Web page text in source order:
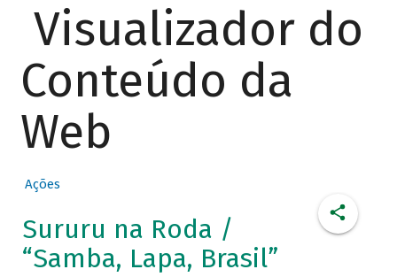
Visualizador do
Conteúdo da
Web
Ações
Sururu na Roda /
“Samba, Lapa, Brasil”